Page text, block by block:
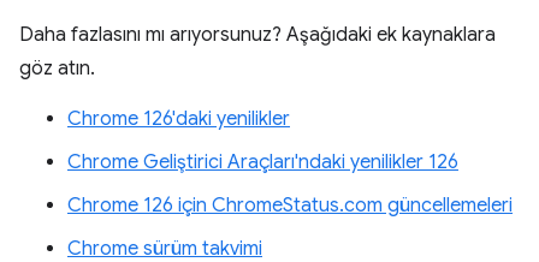
Daha fazlasını mı arıyorsunuz? Aşağıdaki ek kaynaklara
göz atın.
Chrome 126'daki yenilikler
Chrome Geliştirici Araçları'ndaki yenilikler 126
Chrome 126 için ChromeStatus.com güncellemeleri
Chrome sürüm takvimi